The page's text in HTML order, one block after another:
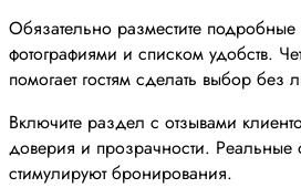
Обязательно разместите
фотографиями и списком удобств.
помогает гостям сделать выбор без
Включите раздел с отзывами
доверия и прозрачности. Реальные
стимулируют бронирования.